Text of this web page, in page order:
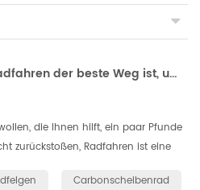
sieben Gründe, warum Radfahren der beste Weg ist, um Gewicht zu verlieren
die Ihnen hilft, ein paar Pfunde
zurückstoßen, Radfahren ist eine
Carbonscheibenrad